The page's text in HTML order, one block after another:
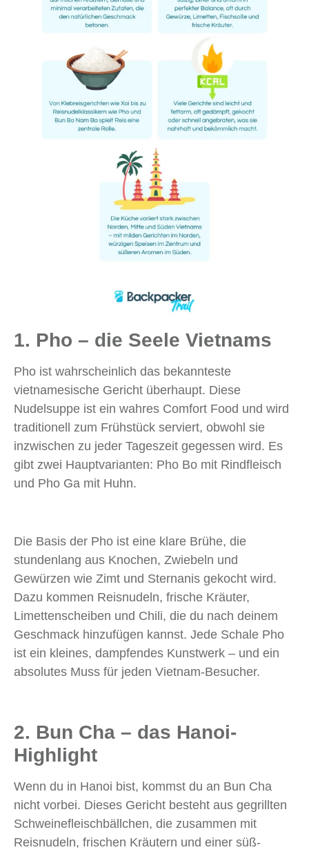
1. Pho – die Seele Vietnams
Pho ist wahrscheinlich das bekannteste
vietnamesische Gericht überhaupt. Diese
Nudelsuppe ist ein wahres Comfort Food und wird
traditionell zum Frühstück serviert, obwohl sie
inzwischen zu jeder Tageszeit gegessen wird. Es
gibt zwei Hauptvarianten: Pho Bo mit Rindfleisch
und Pho Ga mit Huhn.
Die Basis der Pho ist eine klare Brühe, die
stundenlang aus Knochen, Zwiebeln und
Gewürzen wie Zimt und Sternanis gekocht wird.
Dazu kommen Reisnudeln, frische Kräuter,
Limettenscheiben und Chili, die du nach deinem
Geschmack hinzufügen kannst. Jede Schale Pho
ist ein kleines, dampfendes Kunstwerk – und ein
absolutes Muss für jeden Vietnam-Besucher.
2. Bun Cha – das Hanoi-
Highlight
Wenn du in Hanoi bist, kommst du an Bun Cha
nicht vorbei. Dieses Gericht besteht aus gegrillten
Schweinefleischbällchen, die zusammen mit
Reisnudeln, frischen Kräutern und einer süß-